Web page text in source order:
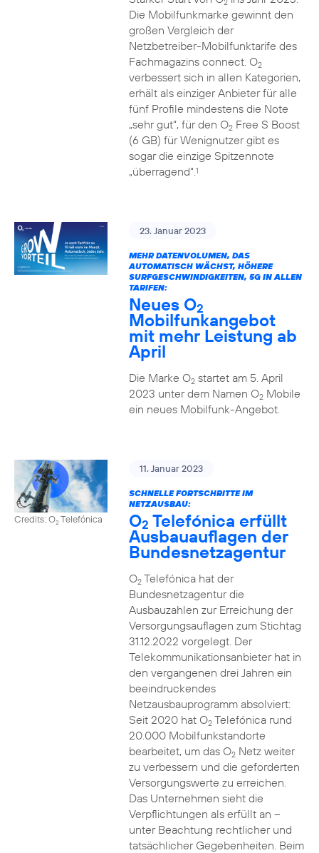
2
Die Mobilfunkmarke gewinnt den
großen Vergleich der
Netzbetreiber-Mobilfunktarife des
Fachmagazins connect. O2
verbessert sich in allen Kategorien,
erhält als einziger Anbieter für alle
fünf Profile mindestens die Note
„sehr gut“, für den O2Free S Boost
(6 GB) für Wenignutzer gibt es
sogar die einzige Spitzennote
„überragend“.1
23. Januar 2023
MEHR DATENVOLUMEN, DAS
AUTOMATISCH WÄCHST, HÖHERE
SURFGESCHWINDIGKEITEN, 5G IN ALLEN
TARIFEN:
Neues O2
Mobilfunkangebot
mit mehr Leistung ab
April
Die Marke O2startet am 5. April
2023 unter dem Namen O2Mobile
ein neues Mobilfunk-Angebot.
Credits: O2Telefónica
11. Januar 2023
SCHNELLE FORTSCHRITTE IM
NETZAUSBAU:
O2 Telefónica erfüllt
Ausbauauflagen der
Bundesnetzagentur
O2Telefónica hat der
Bundesnetzagentur die
Ausbauzahlen zur Erreichung der
Versorgungsauflagen zum Stichtag
31.12.2022 vorgelegt. Der
Telekommunikationsanbieter hat in
den vergangenen drei Jahren ein
beeindruckendes
Netzausbauprogramm absolviert:
Seit 2020 hat O2Telefónica rund
20.000 Mobilfunkstandorte
bearbeitet, um das O2Netz weiter
zu verbessern und die geforderten
Versorgungswerte zu erreichen.
Das Unternehmen sieht die
Verpflichtungen als erfüllt an –
unter Beachtung rechtlicher und
tatsächlicher Gegebenheiten. Beim